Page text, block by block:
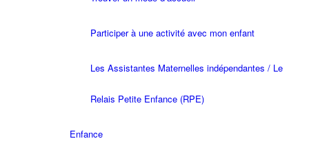
Participer à une activité avec mon enfant
Les Assistantes Maternelles indépendantes / Le
Relais Petite Enfance (RPE)
Enfance